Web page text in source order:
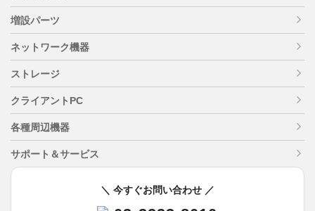
増設パーツ
ネットワーク機器
ストレージ
クライアントPC
各種周辺機器
サポート＆サービス
＼ 今すぐお問い合わせ ／